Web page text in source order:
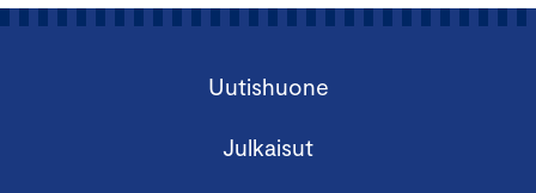
Uutishuone
Julkaisut